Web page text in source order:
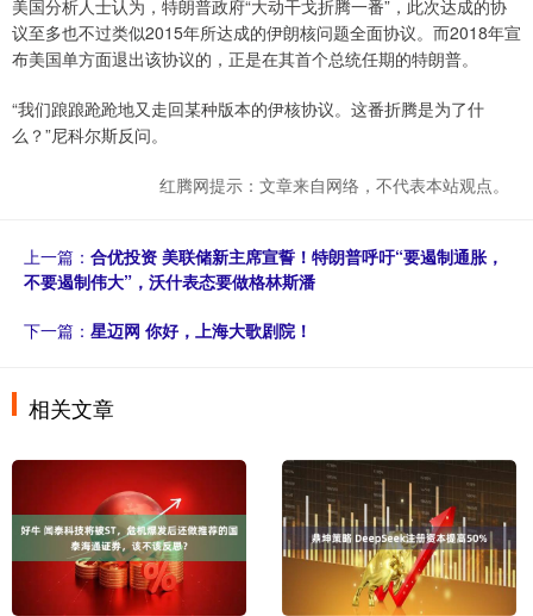
美国分析人士认为，特朗普政府“大动干戈折腾一番”，此次达成的协
议至多也不过类似2015年所达成的伊朗核问题全面协议。而2018年宣
布美国单方面退出该协议的，正是在其首个总统任期的特朗普。
“我们踉踉跄跄地又走回某种版本的伊核协议。这番折腾是为了什
么？”尼科尔斯反问。
红腾网提示：文章来自网络，不代表本站观点。
上一篇： 合优投资 美联储新主席宣誓！特朗普呼吁“要遏制通胀，
不要遏制伟大”，沃什表态要做格林斯潘
下一篇： 星迈网 你好，上海大歌剧院！
相关文章